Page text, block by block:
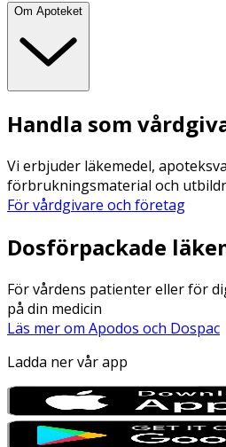
Om Apoteket
Handla som
Vi erbjuder läkemedel,
förbrukningsmaterial och
För vårdgivare och företag
Dosförpackade
För vårdens patienter eller för
på din medicin
Läs mer om Apodos och Dospac
Ladda ner vår app